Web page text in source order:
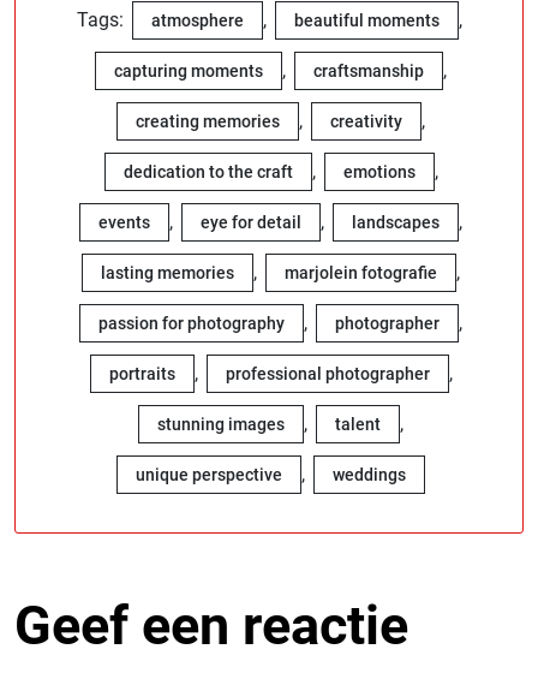
Tags: atmosphere , beautiful moments ,
capturing moments , craftsmanship ,
creating memories , creativity ,
dedication to the craft , emotions ,
events , eye for detail , landscapes ,
lasting memories , marjolein fotografie ,
passion for photography , photographer ,
portraits , professional photographer ,
stunning images , talent ,
unique perspective , weddings
Geef een reactie